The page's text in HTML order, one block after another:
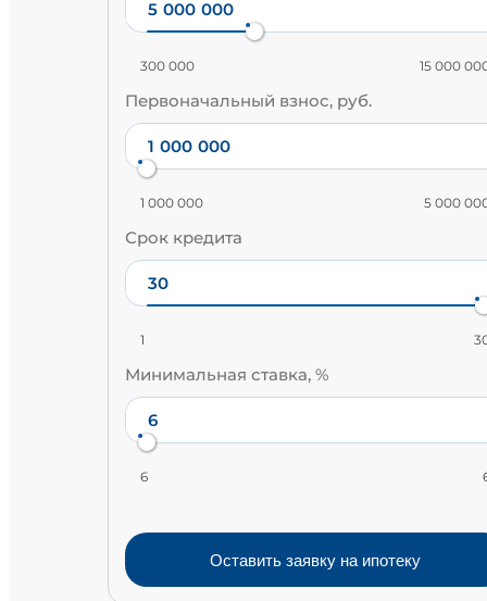
300 000 15 000
Первоначальный взнос, руб.
1 000 000 5 000
Срок кредита
1
Минимальная ставка, %
6
Оставить заявку на ипотеку